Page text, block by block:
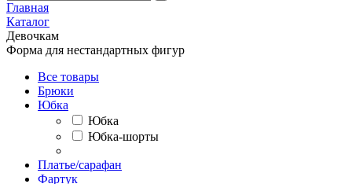
Главная
Каталог
Девочкам
Форма для нестандартных фигур
Все товары
Брюки
Юбка
Юбка
Юбка-шорты
Платье/сарафан
Фартук